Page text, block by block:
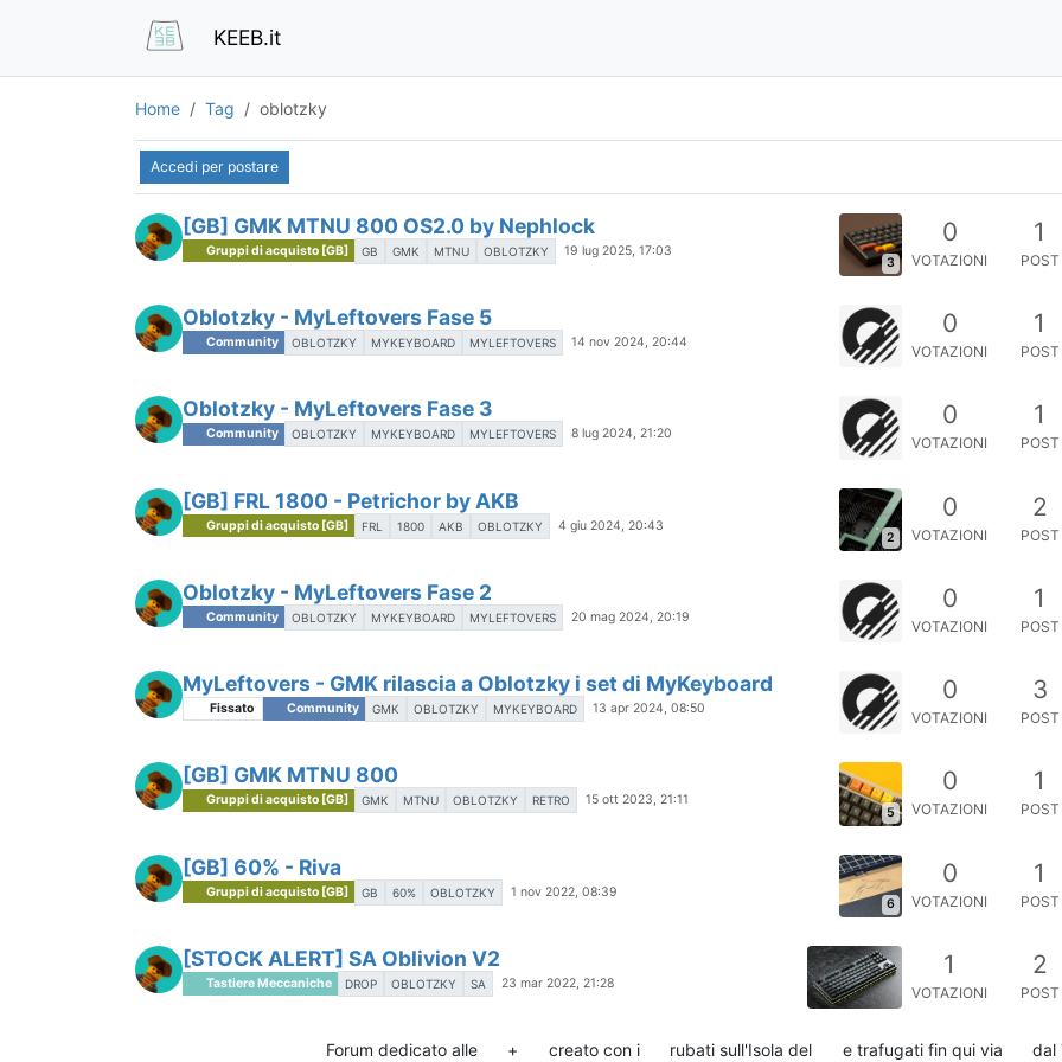
KEEB.it
Home Tag oblotzky
Accedi per postare
[GB] GMK MTNU 800 OS2.0 by Nephlock
Gruppi di acquisto [GB] GB GMK MTNU OBLOTZKY
19 lug 2025, 17:03
3
0
VOTAZIONI
1
POST
Oblotzky - MyLeftovers Fase 5
Community OBLOTZKY MYKEYBOARD MYLEFTOVERS 14 nov 2024, 20:44
0
VOTAZIONI
1
POST
Oblotzky - MyLeftovers Fase 3
Community OBLOTZKY MYKEYBOARD MYLEFTOVERS 8 lug 2024, 21:20
0
VOTAZIONI
1
POST
[GB] FRL 1800 - Petrichor by AKB
Gruppi di acquisto [GB] FRL 1800 AKB OBLOTZKY
4 giu 2024, 20:43
2
0
VOTAZIONI
2
POST
Oblotzky - MyLeftovers Fase 2
Community OBLOTZKY MYKEYBOARD MYLEFTOVERS 20 mag 2024, 20:19
0
VOTAZIONI
1
POST
MyLeftovers - GMK rilascia a Oblotzky i set di MyKeyboard
Fissato Community GMK OBLOTZKY MYKEYBOARD 13 apr 2024, 08:50
0
VOTAZIONI
3
POST
[GB] GMK MTNU 800
Gruppi di acquisto [GB] GMK MTNU OBLOTZKY RETRO
15 ott 2023, 21:11
5
0
VOTAZIONI
1
POST
[GB] 60% - Riva
Gruppi di acquisto [GB] GB 60% OBLOTZKY
1 nov 2022, 08:39
6
0
VOTAZIONI
1
POST
[STOCK ALERT] SA Oblivion V2
Tastiere Meccaniche DROP OBLOTZKY SA 23 mar 2022, 21:28
1
VOTAZIONI
2
POST
Forum dedicato alle + creato con i rubati sull'Isola del e trafugati fin qui via dal